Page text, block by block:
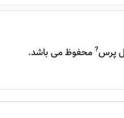
پرس? محفوظ می باشد.